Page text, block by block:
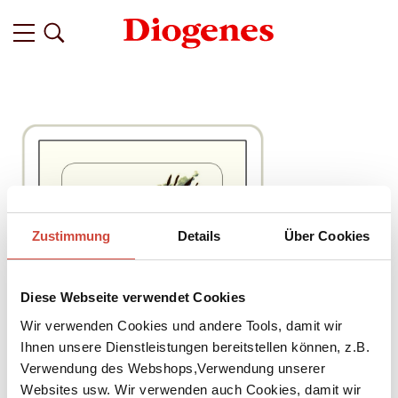
Zustimmung Details Über Cookies
Diese Webseite verwendet Cookies
Wir verwenden Cookies und andere Tools, damit wir
Ihnen unsere Dienstleistungen bereitstellen können, z.B.
Verwendung des Webshops,Verwendung unserer
Websites usw. Wir verwenden auch Cookies, damit wir